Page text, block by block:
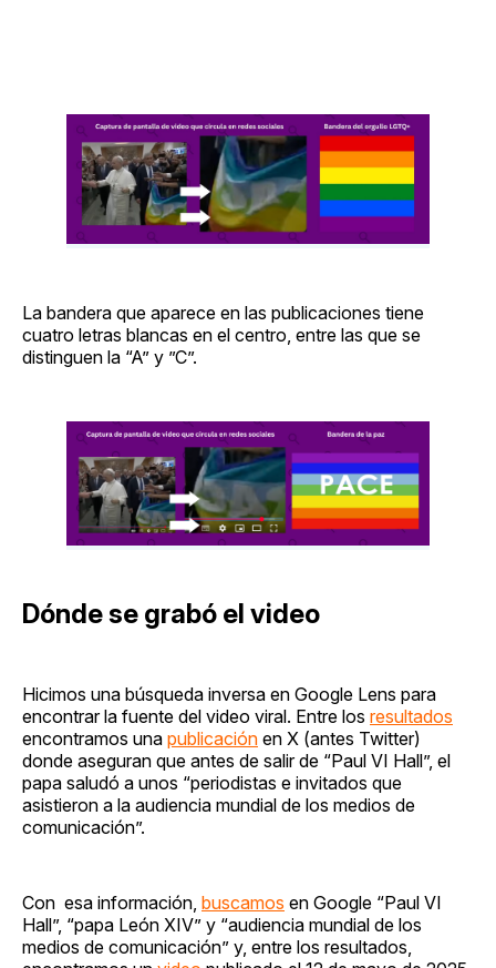
La bandera que aparece en las publicaciones tiene
cuatro letras blancas en el centro, entre las que se
distinguen la “A” y ”C”.
Dónde se grabó el video
Hicimos una búsqueda inversa en Google Lens para
encontrar la fuente del video viral. Entre los resultados
encontramos una publicación en X (antes Twitter)
donde aseguran que antes de salir de “Paul VI Hall”, el
papa saludó a unos “periodistas e invitados que
asistieron a la audiencia mundial de los medios de
comunicación”.
Con esa información, buscamos en Google “Paul VI
Hall”, “papa León XIV” y “audiencia mundial de los
medios de comunicación” y, entre los resultados,